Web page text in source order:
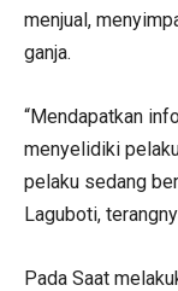
menjual,
ganja.
“Mendapatkan
menyelidiki
pelaku sedang
Laguboti,
Pada Saat